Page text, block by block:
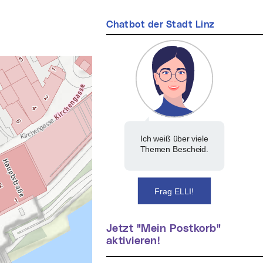
Chatbot der Stadt Linz
Ich weiß über viele
Themen Bescheid.
Frag ELLI!
Jetzt "Mein Postkorb"
aktivieren!